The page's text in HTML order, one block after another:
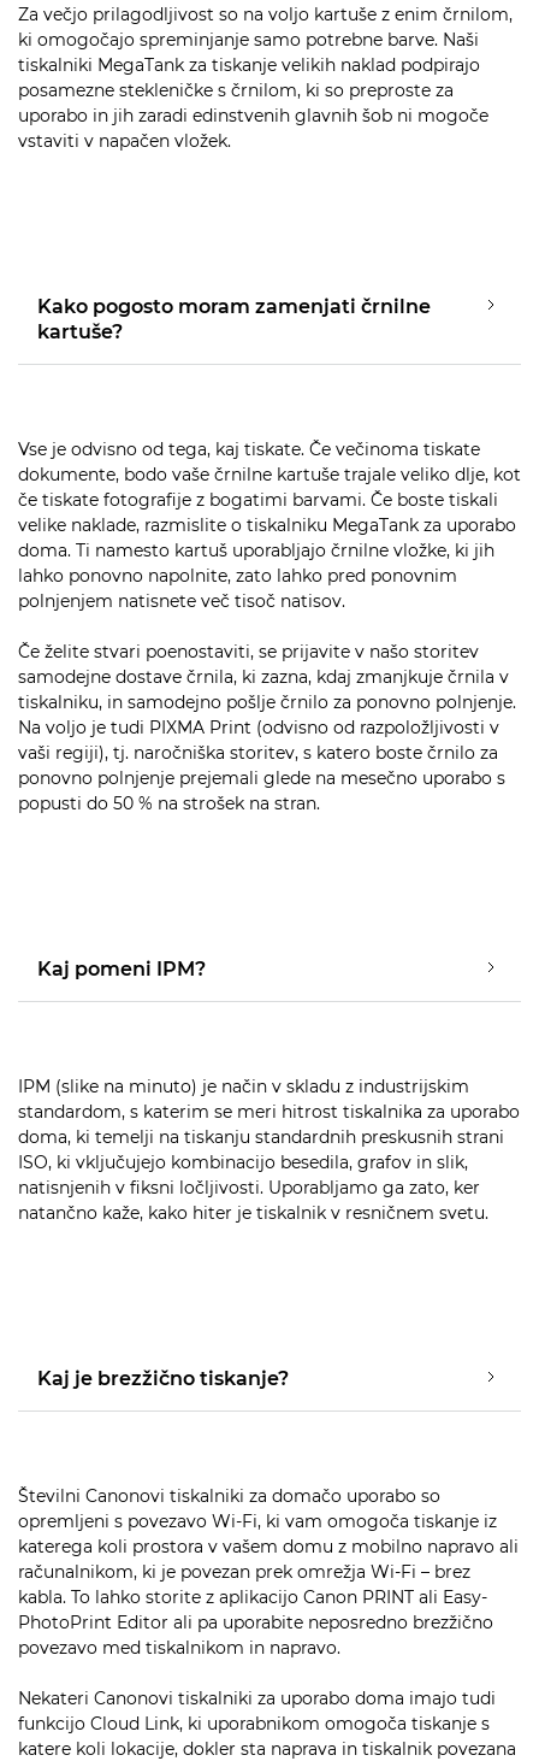
Za večjo prilagodljivost so na voljo kartuše z enim črnilom,
ki omogočajo spreminjanje samo potrebne barve. Naši
tiskalniki MegaTank za tiskanje velikih naklad podpirajo
posamezne stekleničke s črnilom, ki so preproste za
uporabo in jih zaradi edinstvenih glavnih šob ni mogoče
vstaviti v napačen vložek.
Kako pogosto moram zamenjati črnilne
kartuše?
Vse je odvisno od tega, kaj tiskate. Če večinoma tiskate
dokumente, bodo vaše črnilne kartuše trajale veliko dlje, kot
če tiskate fotografije z bogatimi barvami. Če boste tiskali
velike naklade, razmislite o tiskalniku MegaTank za uporabo
doma. Ti namesto kartuš uporabljajo črnilne vložke, ki jih
lahko ponovno napolnite, zato lahko pred ponovnim
polnjenjem natisnete več tisoč natisov.
Če želite stvari poenostaviti, se prijavite v našo storitev
samodejne dostave črnila, ki zazna, kdaj zmanjkuje črnila v
tiskalniku, in samodejno pošlje črnilo za ponovno polnjenje.
Na voljo je tudi PIXMA Print (odvisno od razpoložljivosti v
vaši regiji), tj. naročniška storitev, s katero boste črnilo za
ponovno polnjenje prejemali glede na mesečno uporabo s
popusti do 50 % na strošek na stran.
Kaj pomeni IPM?
IPM (slike na minuto) je način v skladu z industrijskim
standardom, s katerim se meri hitrost tiskalnika za uporabo
doma, ki temelji na tiskanju standardnih preskusnih strani
ISO, ki vključujejo kombinacijo besedila, grafov in slik,
natisnjenih v fiksni ločljivosti. Uporabljamo ga zato, ker
natančno kaže, kako hiter je tiskalnik v resničnem svetu.
Kaj je brezžično tiskanje?
Številni Canonovi tiskalniki za domačo uporabo so
opremljeni s povezavo Wi-Fi, ki vam omogoča tiskanje iz
katerega koli prostora v vašem domu z mobilno napravo ali
računalnikom, ki je povezan prek omrežja Wi-Fi – brez
kabla. To lahko storite z aplikacijo Canon PRINT ali Easy-
PhotoPrint Editor ali pa uporabite neposredno brezžično
povezavo med tiskalnikom in napravo.
Nekateri Canonovi tiskalniki za uporabo doma imajo tudi
funkcijo Cloud Link, ki uporabnikom omogoča tiskanje s
katere koli lokacije, dokler sta naprava in tiskalnik povezana